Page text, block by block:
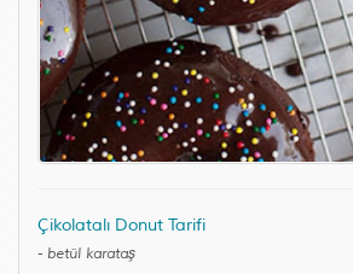
Çikolatalı Donut Tarifi
- betül karataş